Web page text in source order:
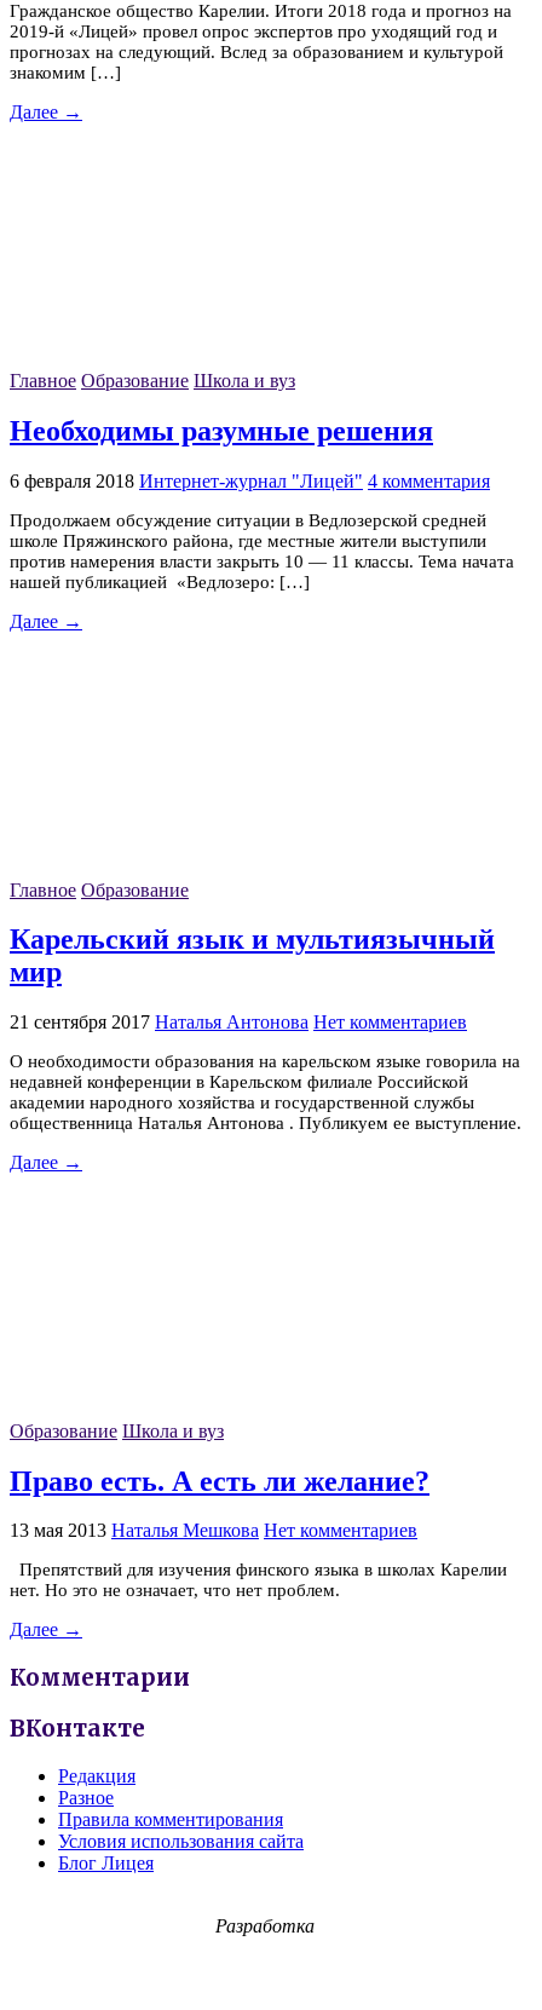
Гражданское общество Карелии. Итоги 2018 года и прогноз на
2019-й «Лицей» провел опрос экспертов про уходящий год и
прогнозах на следующий. Вслед за образованием и культурой
знакомим […]
Далее →
Главное Образование Школа и вуз
Необходимы разумные решения
6 февраля 2018 Интернет-журнал "Лицей" 4 комментария
Продолжаем обсуждение ситуации в Ведлозерской средней
школе Пряжинского района, где местные жители выступили
против намерения власти закрыть 10 — 11 классы. Тема начата
нашей публикацией «Ведлозеро: […]
Далее →
Главное Образование
Карельский язык и мультиязычный
мир
21 сентября 2017 Наталья Антонова Нет комментариев
О необходимости образования на карельском языке говорила на
недавней конференции в Карельском филиале Российской
академии народного хозяйства и государственной службы
общественница Наталья Антонова . Публикуем ее выступление.
Далее →
Образование Школа и вуз
Право есть. А есть ли желание?
13 мая 2013 Наталья Мешкова Нет комментариев
Препятствий для изучения финского языка в школах Карелии
нет. Но это не означает, что нет проблем.
Далее →
Комментарии
ВКонтакте
Редакция
Разное
Правила комментирования
Условия использования сайта
Блог Лицея
Разработка